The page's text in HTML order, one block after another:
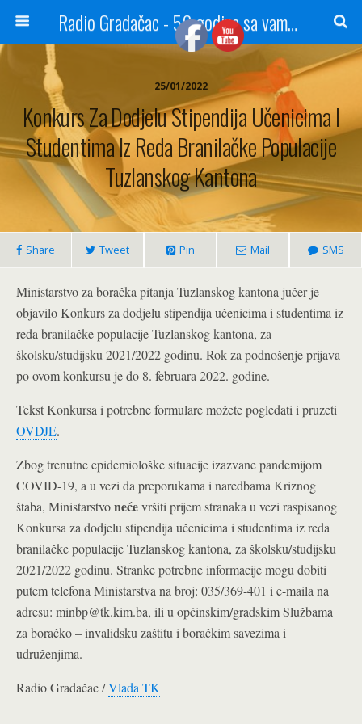
Radio Gradačac - 56 godina sa vama...
25/01/2022
Konkurs Za Dodjelu Stipendija Učenicima I
Studentima Iz Reda Branilačke Populacije
Tuzlanskog Kantona
Share Tweet Pin Mail SMS
Ministarstvo za boračka pitanja Tuzlanskog kantona jučer je
objavilo Konkurs za dodjelu stipendija učenicima i studentima iz
reda branilačke populacije Tuzlanskog kantona, za
školsku/studijsku 2021/2022 godinu. Rok za podnošenje prijava
po ovom konkursu je do 8. februara 2022. godine.
Tekst Konkursa i potrebne formulare možete pogledati i pruzeti
OVDJE.
Zbog trenutne epidemiološke situacije izazvane pandemijom
COVID-19, a u vezi da preporukama i naredbama Kriznog
štaba, Ministarstvonećevršiti prijem stranaka u vezi raspisanog
Konkursa za dodjelu stipendija učenicima i studentima iz reda
branilačke populacije Tuzlanskog kantona, za školsku/studijsku
2021/2022 godinu. Stranke potrebne informacije mogu dobiti
putem telefona Ministarstva na broj: 035/369-401 i e-maila na
adresu: minbp@tk.kim.ba, ili u općinskim/gradskim Službama
za boračko – invalidsku zaštitu i boračkim savezima i
udruženjima.
Radio Gradačac /Vlada TK